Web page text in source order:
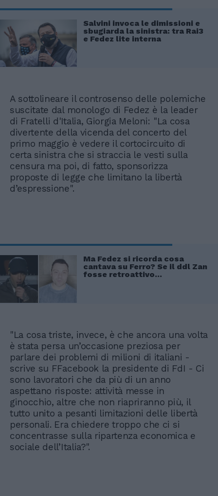
Salvini invoca le dimissioni e
sbugiarda la sinistra: tra Rai3
e Fedez lite interna
A sottolineare il controsenso delle polemiche
suscitate dal monologo di Fedez è la leader
di Fratelli d'Italia, Giorgia Meloni: "La cosa
divertente della vicenda del concerto del
primo maggio è vedere il cortocircuito di
certa sinistra che si straccia le vesti sulla
censura ma poi, di fatto, sponsorizza
proposte di legge che limitano la libertà
d’espressione".
Ma Fedez si ricorda cosa
cantava su Ferro? Se il ddl Zan
fosse retroattivo...
"La cosa triste, invece, è che ancora una volta
è stata persa un’occasione preziosa per
parlare dei problemi di milioni di italiani -
scrive su FFacebook la presidente di FdI - Ci
sono lavoratori che da più di un anno
aspettano risposte: attività messe in
ginocchio, altre che non riapriranno più, il
tutto unito a pesanti limitazioni delle libertà
personali. Era chiedere troppo che ci si
concentrasse sulla ripartenza economica e
sociale dell’Italia?".